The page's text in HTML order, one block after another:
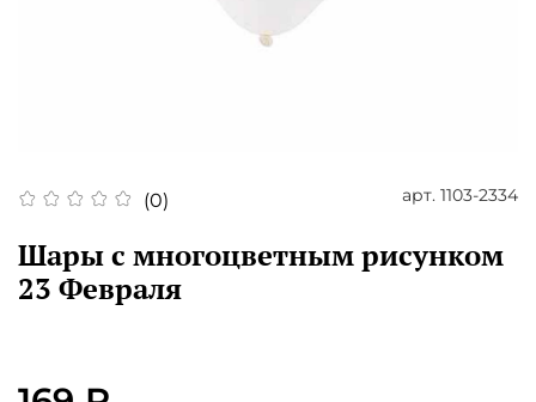
(0) арт. 1103-2334
Шары с многоцветным рисунком
23 Февраля